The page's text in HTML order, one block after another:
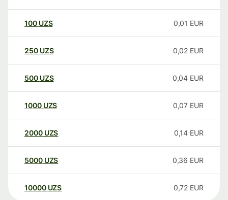
100 UZS 0,01 EUR
250 UZS 0,02 EUR
500 UZS 0,04 EUR
1000 UZS 0,07 EUR
2000 UZS 0,14 EUR
5000 UZS 0,36 EUR
10000 UZS 0,72 EUR